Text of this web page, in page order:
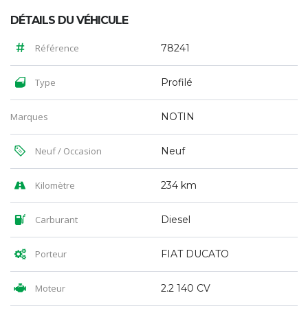
DÉTAILS DU VÉHICULE
Référence 78241
Type Profilé
Marques NOTIN
Neuf / Occasion Neuf
Kilomètre 234 km
Carburant Diesel
Porteur FIAT DUCATO
Moteur 2.2 140 CV